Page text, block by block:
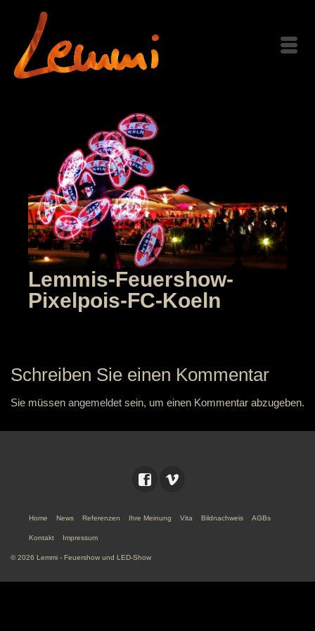
Lemmis-Feuershow-
Pixelpois-FC-Koeln
Schreiben Sie einen Kommentar
Sie müssen angemeldet sein, um einen Kommentar abzugeben.
Home News Referenzen Ihre Meinung Vita Bildnachweis AGBs
Kontakt Impressum
© 2026 Lemmi - Feuershow und LED-Show